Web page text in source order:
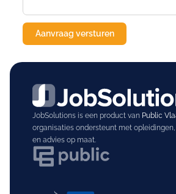
JobSolutions is een product van Public
organisaties ondersteunt met
en advies op maat.